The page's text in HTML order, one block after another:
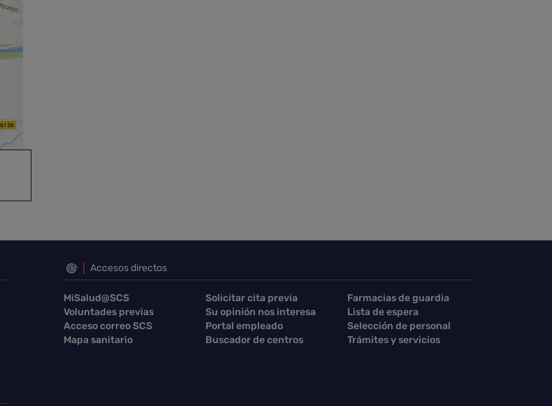
Accesos directos
MiSalud@SCS Solicitar cita previa
Farmacias de guardia
Voluntades previas
Su opinión nos interesa
Lista de espera
Acceso correo SCS
Portal empleado
Selección de personal
Mapa sanitario
Buscador de centros Trámites y servicios